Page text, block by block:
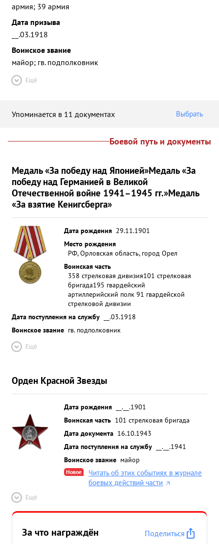
армия; 39 армия
Дата призыва
__.03.1918
Воинское звание
майор; гв. подполковник
Ещё
Упоминается в 11 документах Выбрать
Боевой путь и документы
Медаль «За победу над Японией»Медаль «За
победу над Германией в Великой
Отечественной войне 1941–1945 гг.»Медаль
«За взятие Кенигсберга»
Дата рождения 29.11.1901
Место рождения
РФ, Орловская область, город Орел
Воинская часть
358 стрелковая дивизия101 стрелковая
бригада195 гвардейский
артиллерийский полк 91 гвардейской
стрелковой дивизии
Дата поступления на службу
__.03.1918
Воинское звание гв. подполковник
Ещё
Орден Красной Звезды
Дата рождения
__.__.1901
Воинская часть 101 стрелковая бригада
Дата документа 16.10.1943
Дата поступления на службу
__.__.1941
Воинское звание майор
Новое
Читать об этих событиях в журнале
боевых действий части
Ещё
За что награждён
Поделиться